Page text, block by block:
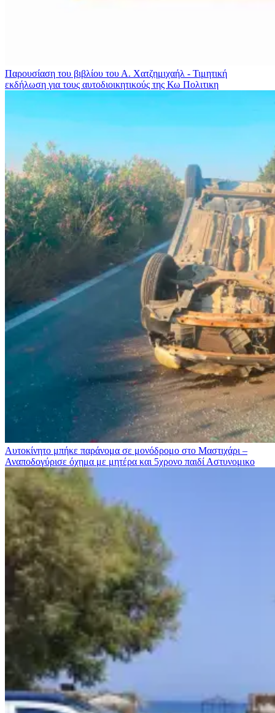
Παρουσίαση του βιβλίου του Α. Χατζημιχαήλ - Τιμητική
εκδήλωση για τους αυτοδιοικητικούς της Κω Πολιτικη
Αυτοκίνητο μπήκε παράνομα σε μονόδρομο στο Μαστιχάρι –
Αναποδογύρισε όχημα με μητέρα και 5χρονο παιδί Αστυνομικο